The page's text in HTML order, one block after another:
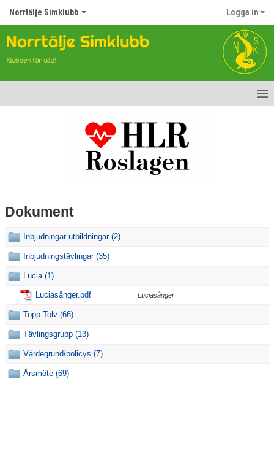
Norrtälje Simklubb Logga in
Funktionärer
Dokument
Topp Tolv
Anmälan till Simklubben
Dokument
Inbjudningar utbildningar (2)
Inbjudningstävlingar (35)
Lucia (1)
Luciasånger.pdf Luciasånger
Topp Tolv (66)
Tävlingsgrupp (13)
Värdegrund/policys (7)
Årsmöte (69)